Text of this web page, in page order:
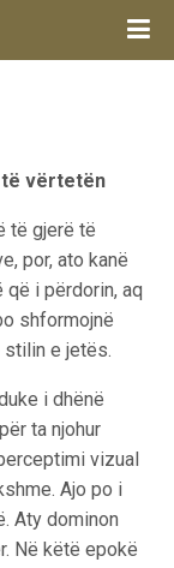
të vërtetën
të gjerë të
por, ato kanë
që i përdorin, aq
shformojnë
stilin e jetës.
i dhënë
ta njohur
vizual
Ajo po i
Aty dominon
Në këtë epokë